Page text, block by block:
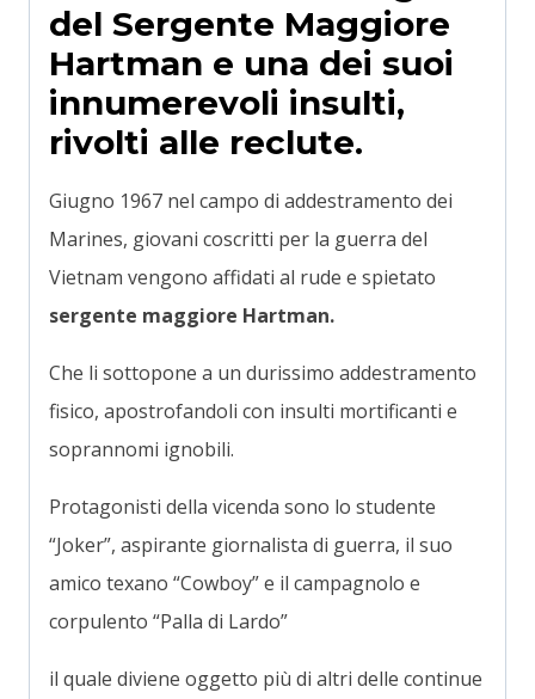
del Sergente Maggiore
Hartman e una dei suoi
innumerevoli insulti,
rivolti alle reclute.
Giugno 1967 nel campo di addestramento dei
Marines, giovani coscritti per la guerra del
Vietnam vengono affidati al rude e spietato
sergente maggiore Hartman.
Che li sottopone a un durissimo addestramento
fisico, apostrofandoli con insulti mortificanti e
soprannomi ignobili.
Protagonisti della vicenda sono lo studente
“Joker”, aspirante giornalista di guerra, il suo
amico texano “Cowboy” e il campagnolo e
corpulento “Palla di Lardo”
il quale diviene oggetto più di altri delle continue